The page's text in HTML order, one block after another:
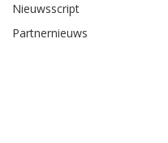
Nieuwsscript
Partnernieuws